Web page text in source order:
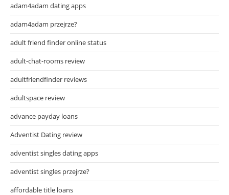
adam4adam dating apps
adam4adam przejrze?
adult friend finder online status
adult-chat-rooms review
adultfriendfinder reviews
adultspace review
advance payday loans
Adventist Dating review
adventist singles dating apps
adventist singles przejrze?
affordable title loans